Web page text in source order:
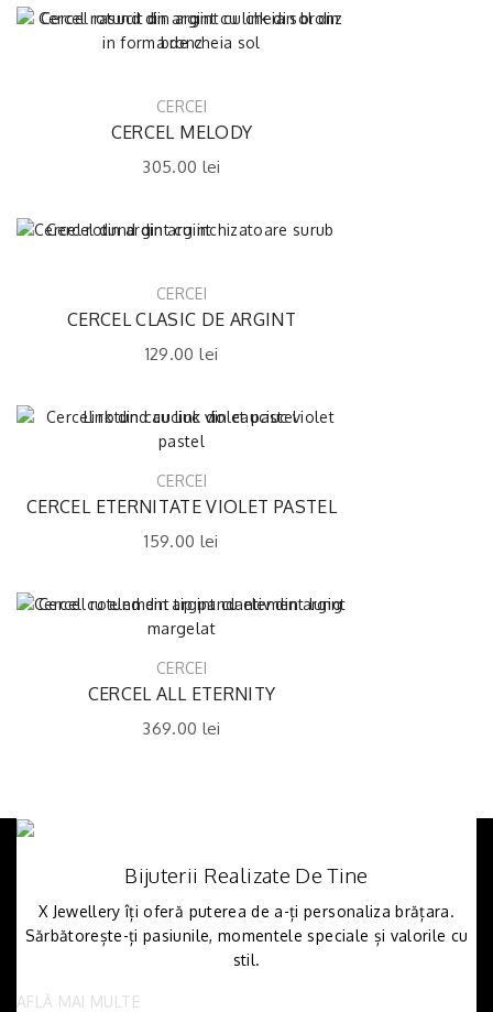
CERCEI
CERCEL MELODY
305.00 lei
CERCEI
CERCEL CLASIC DE ARGINT
129.00lei
CERCEI
CERCEL ETERNITATE VIOLET PASTEL
159.00 lei
CERCEI
CERCEL ALL ETERNITY
369.00 lei
Bijuterii Realizate De Tine
X Jewellery îți oferă puterea de a-ți personaliza brățara.
Sărbătorește-ți pasiunile, momentele speciale și valorile cu
stil.
AFLĂ MAI MULTE